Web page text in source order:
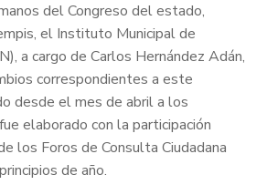
del Congreso del estado,
el Instituto Municipal de
a cargo de Carlos Hernández Adán,
correspondientes a este
desde el mes de abril a los
elaborado con la participación
los Foros de Consulta Ciudadana
de año.